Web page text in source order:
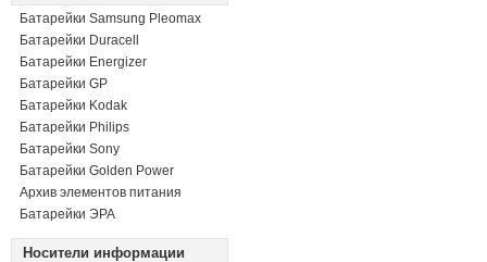
Батарейки Samsung Pleomax
Батарейки Duracell
Батарейки Energizer
Батарейки GP
Батарейки Kodak
Батарейки Philips
Батарейки Sony
Батарейки Golden Power
Архив элементов питания
Батарейки ЭРА
Носители информации